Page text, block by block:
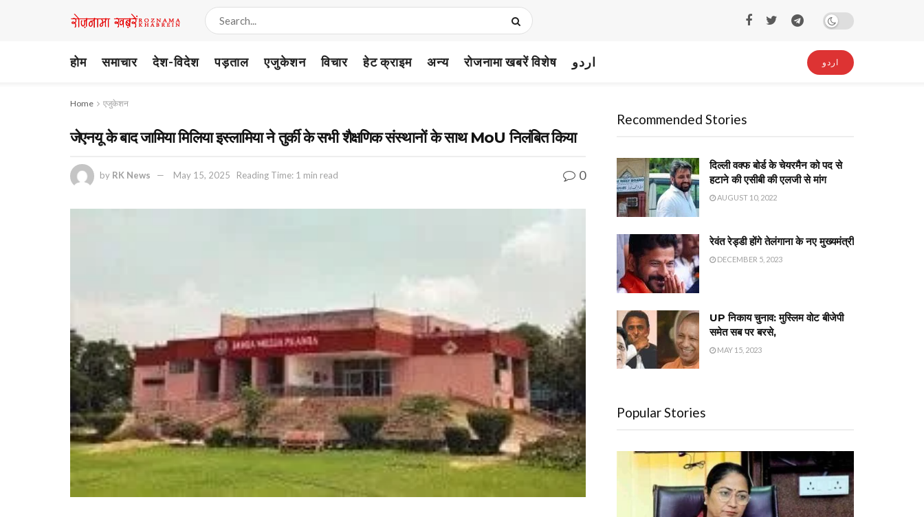
होम समाचार देश-विदेश पड़ताल एजुकेशन विचार हेट क्राइम अन्य रोजनामा खबरें विशेष اردو اردو
Home एजुकेशन
जेएनयू के बाद जामिया मिलिया इस्लामिया ने तुर्की के सभी शैक्षणिक संस्थानों के साथ MoU निलंबित किया
by RK News May 15, 2025 Reading Time: 1 min read 0
Recommended Stories
दिल्ली वक्फ बोर्ड के चेयरमैन को पद से
हटाने की एसीबी की एलजी से मांग
AUGUST 10, 2022
रेवंत रेड्डी होंगे तेलंगाना के नए मुख्यमंत्री
DECEMBER 5, 2023
UP निकाय चुनाव: मुस्लिम वोट बीजेपी
समेत सब पर बरसे,
MAY 15, 2023
Popular Stories